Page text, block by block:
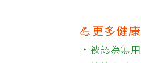
💪更多健
‧被認為無